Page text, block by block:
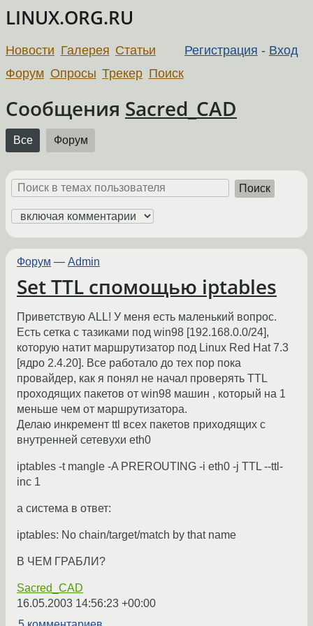
LINUX.ORG.RU
Регистрация - Вход
Новости Галерея Статьи
Форум Опросы Трекер Поиск
Сообщения Sacred_CAD
Все Форум
Поиск
Форум — Admin
Set TTL спомощью iptables
Приветствую ALL! У меня есть маленький вопрос.
Есть сетка с тазиками под win98 [192.168.0.0/24],
которую натит маршрутизатор под Linux Red Hat 7.3
[ядро 2.4.20]. Все работало до тех пор пока
провайдер, как я понял не начал проверять TTL
проходящих пакетов от win98 машин , который на 1
меньше чем от маршрутизатора.
Делаю инкремент ttl всех пакетов приходящих с
внутренней сетевухи eth0
iptables -t mangle -A PREROUTING -i eth0 -j TTL --ttl-
inc 1
а система в ответ:
iptables: No chain/target/match by that name
В ЧЕМ ГРАБЛИ?
Sacred_CAD
16.05.2003 14:56:23 +00:00